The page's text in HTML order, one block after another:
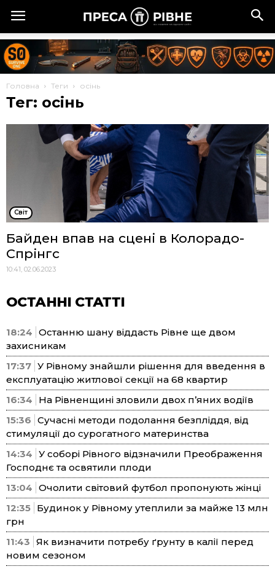
Головна Теги осінь
Тег: осінь
Cвіт
Байден впав на сцені в Колорадо-
Спрінгс
10:41, 02.06.2023
ОСТАННІ СТАТТІ
18:24 Останню шану віддасть Рівне ще двом
захисникам
17:37 У Рівному знайшли рішення для введення в
експлуатацію житлової секції на 68 квартир
16:34
На Рівненщині зловили двох п’яних водіїв
15:36 Сучасні методи подолання безпліддя, від
стимуляції до сурогатного материнства
14:34 У соборі Рівного відзначили Преображення
Господнє та освятили плоди
13:04 Очолити світовий футбол пропонують жінці
12:35 Будинок у Рівному утеплили за майже 13 млн
грн
11:43 Як визначити потребу ґрунту в калії перед
новим сезоном